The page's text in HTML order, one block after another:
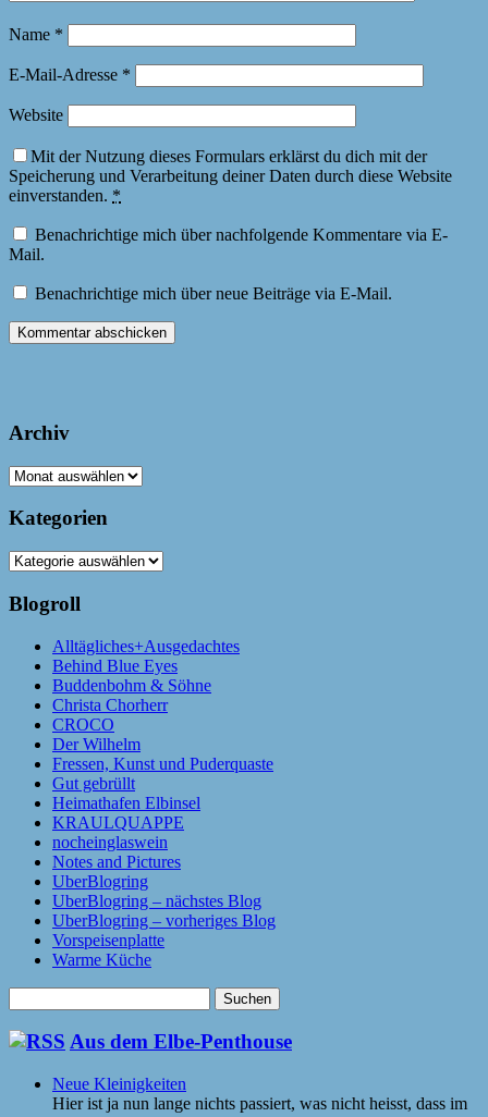
Name *
E-Mail-Adresse *
Website
Mit der Nutzung dieses Formulars erklärst du dich mit der
Speicherung und Verarbeitung deiner Daten durch diese Website
einverstanden. *
Benachrichtige mich über nachfolgende Kommentare via E-
Mail.
Benachrichtige mich über neue Beiträge via E-Mail.
Archiv
Archiv
Kategorien
Kategorien
Blogroll
Alltägliches+Ausgedachtes
Behind Blue Eyes
Buddenbohm & Söhne
Christa Chorherr
CROCO
Der Wilhelm
Fressen, Kunst und Puderquaste
Gut gebrüllt
Heimathafen Elbinsel
KRAULQUAPPE
nocheinglaswein
Notes and Pictures
UberBlogring
UberBlogring – nächstes Blog
UberBlogring – vorheriges Blog
Vorspeisenplatte
Warme Küche
nach:
Aus dem Elbe-Penthouse
Neue Kleinigkeiten
Hier ist ja nun lange nichts passiert, was nicht heisst, dass im